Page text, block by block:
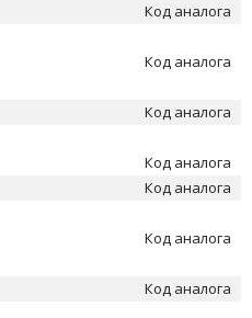
Код аналога
Код аналога
Код аналога
Код аналога
Код аналога
Код аналога
Код аналога